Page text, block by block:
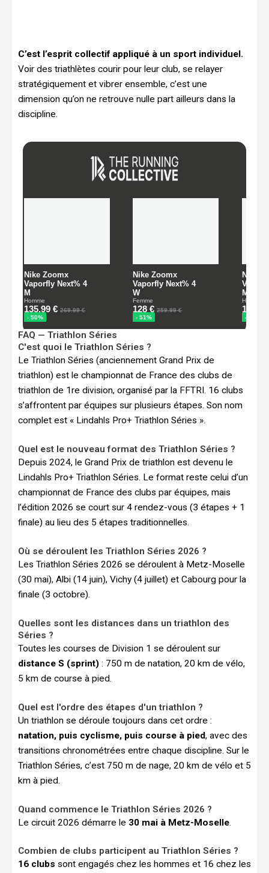
C’est l’esprit collectif appliqué à un sport individuel.
Voir des triathlètes courir pour leur club, se relayer
stratégiquement et vibrer ensemble, c’est une
dimension qu’on ne retrouve nulle part ailleurs dans la
discipline.
FAQ — Triathlon Séries
C'est quoi le Triathlon Séries ?
Le Triathlon Séries (anciennement Grand Prix de
triathlon) est le championnat de France des clubs de
triathlon de 1re division, organisé par la FFTRI. 16 clubs
s’affrontent par équipes sur plusieurs étapes. Son nom
complet est « Lindahls Pro+ Triathlon Séries ».
Quel est le nouveau format des Triathlon Séries ?
Depuis 2024, le Grand Prix de triathlon est devenu le
Lindahls Pro+ Triathlon Séries. Le format reste celui d’un
championnat de France des clubs par équipes, mais
l’édition 2026 se court sur 4 rendez-vous (3 étapes + 1
finale) au lieu des 5 étapes traditionnelles.
Où se déroulent les Triathlon Séries 2026 ?
Les Triathlon Séries 2026 se déroulent à Metz-Moselle
(30 mai), Albi (14 juin), Vichy (4 juillet) et Cabourg pour la
finale (3 octobre).
Quelles sont les distances dans un triathlon des
Séries ?
Toutes les courses de Division 1 se déroulent sur
distance S (sprint) : 750 m de natation, 20 km de vélo,
5 km de course à pied.
Quel est l'ordre des étapes d'un triathlon ?
Un triathlon se déroule toujours dans cet ordre :
natation, puis cyclisme, puis course à pied, avec des
transitions chronométrées entre chaque discipline. Sur le
Triathlon Séries, c’est 750 m de nage, 20 km de vélo et 5
km à pied.
Quand commence le Triathlon Séries 2026 ?
Le circuit 2026 démarre le 30 mai à Metz-Moselle
Combien de clubs participent au Triathlon Séries ?
16 clubs sont engagés chez les hommes et 16 chez les